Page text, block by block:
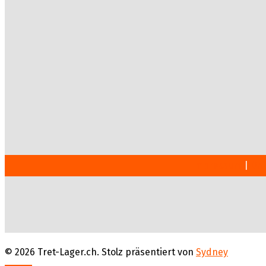
© 2026 Tret-Lager.ch. Stolz präsentiert von Sydney